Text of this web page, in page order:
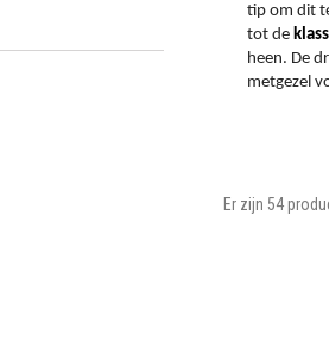
tip om dit
tot de
heen. De
metgezel
Er zijn 54